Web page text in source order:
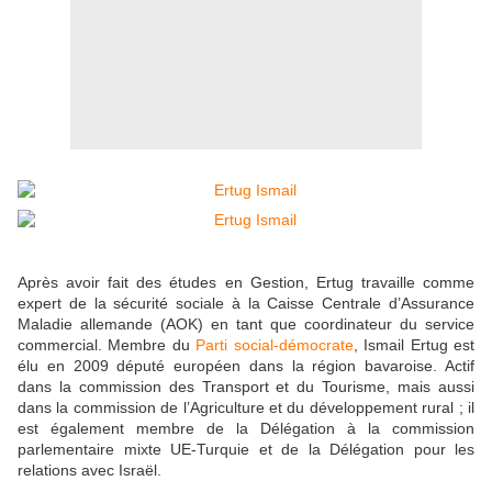
Après avoir fait des études en Gestion, Ertug travaille comme
expert de la sécurité sociale à la Caisse Centrale d’Assurance
Maladie allemande (AOK) en tant que coordinateur du service
commercial. Membre du Parti social-démocrate, Ismail Ertug est
élu en 2009 député européen dans la région bavaroise. Actif
dans la commission des Transport et du Tourisme, mais aussi
dans la commission de l’Agriculture et du développement rural ; il
est également membre de la Délégation à la commission
parlementaire mixte UE-Turquie et de la Délégation pour les
relations avec Israël.